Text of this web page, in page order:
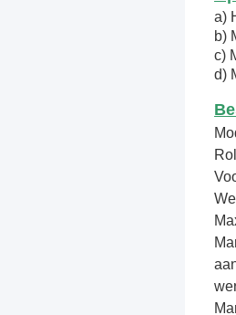
a)
b)
c)
d)